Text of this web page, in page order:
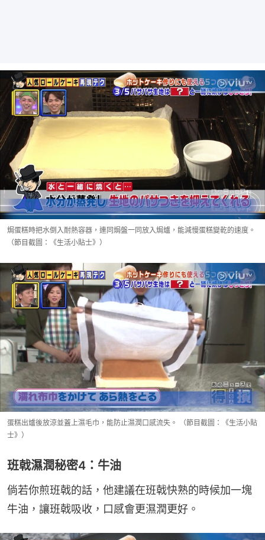
焗蛋糕時把水倒入耐熱容器，連同焗盤一同放入焗爐，能減慢蛋糕變乾的速度。
（節目截圖：《生活小貼士》）
蛋糕出爐後放涼並蓋上濕毛巾，能防止濕潤口感流失。 （節目截圖：《生活小貼
士》）
班戟濕潤秘密4：牛油
倘若你煎班戟的話，他建議在班戟快熟的時候加一塊
牛油，讓班戟吸收，口感會更濕潤更好。